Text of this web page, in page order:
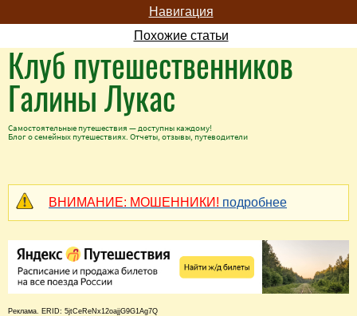
Навигация
Похожие статьи
Клуб путешественников
Галины Лукас
Самостоятельные путешествия — доступны каждому!
Блог о семейных путешествиях. Отчеты, отзывы, путеводители
ВНИМАНИЕ: МОШЕННИКИ! подробнее
Реклама. ERID: 5jtCeReNx12oajjG9G1Ag7Q